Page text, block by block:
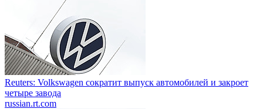
Reuters: Volkswagen сократит выпуск автомобилей и закроет
четыре завода
russian.rt.com